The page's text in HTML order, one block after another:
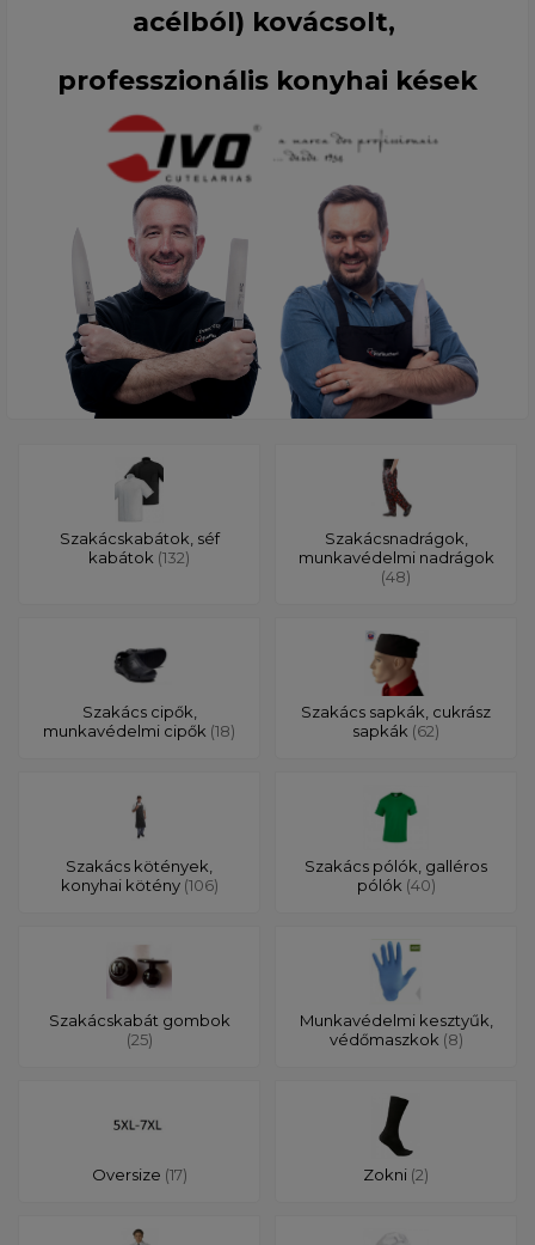
acélból) kovácsolt,
professzionális konyhai kések
Szakácskabátok, séf
kabátok (132)
Szakácsnadrágok,
munkavédelmi nadrágok
(48)
Szakács cipők,
munkavédelmi cipők (18)
Szakács sapkák, cukrász
sapkák (62)
Szakács kötények,
konyhai kötény (106)
Szakács pólók, galléros
pólók (40)
Szakácskabát gombok
(25)
Munkavédelmi kesztyűk,
védőmaszkok (8)
Oversize (17) Zokni (2)